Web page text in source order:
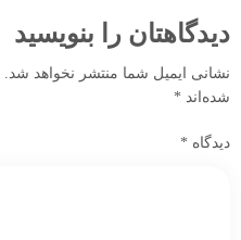
دیدگاهتان را بنویسید
نشانی ایمیل شما منتشر نخواهد شد.
شده‌اند *
دیدگاه *